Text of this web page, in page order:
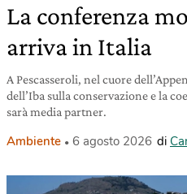
La conferenza
arriva in Italia
A Pescasseroli, nel cuore
dell’Iba sulla conservazione e la
sarà media partner.
Ambiente 6 agosto 2026 di